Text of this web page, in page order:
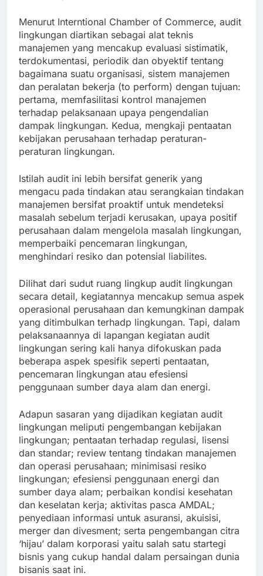
Menurut Interntional Chamber of Commerce, audit
lingkungan diartikan sebagai alat teknis
manajemen yang mencakup evaluasi sistimatik,
terdokumentasi, periodik dan obyektif tentang
bagaimana suatu organisasi, sistem manajemen
dan peralatan bekerja (to perform) dengan tujuan:
pertama, memfasilitasi kontrol manajemen
terhadap pelaksanaan upaya pengendalian
dampak lingkungan. Kedua, mengkaji pentaatan
kebijakan perusahaan terhadap peraturan-
peraturan lingkungan.
Istilah audit ini lebih bersifat generik yang
mengacu pada tindakan atau serangkaian tindakan
manajemen bersifat proaktif untuk mendeteksi
masalah sebelum terjadi kerusakan, upaya positif
perusahaan dalam mengelola masalah lingkungan,
memperbaiki pencemaran lingkungan,
menghindari resiko dan potensial liabilites.
Dilihat dari sudut ruang lingkup audit lingkungan
secara detail, kegiatannya mencakup semua aspek
operasional perusahaan dan kemungkinan dampak
yang ditimbulkan terhadp lingkungan. Tapi, dalam
pelaksanaannya di lapangan kegiatan audit
lingkungan sering kali hanya difokuskan pada
beberapa aspek spesifik seperti pentaatan,
pencemaran lingkungan atau efesiensi
penggunaan sumber daya alam dan energi.
Adapun sasaran yang dijadikan kegiatan audit
lingkungan meliputi pengembangan kebijakan
lingkungan; pentaatan terhadap regulasi, lisensi
dan standar; review tentang tindakan manajemen
dan operasi perusahaan; minimisasi resiko
lingkungan; efesiensi penggunaan energi dan
sumber daya alam; perbaikan kondisi kesehatan
dan keselatan kerja; aktivitas pasca AMDAL;
penyediaan informasi untuk asuransi, akuisisi,
merger dan divesment; serta pengembangan citra
‘hijau’ dalam korporasi yaitu salah satu startegi
bisnis yang cukup handal dalam persaingan dunia
bisanis saat ini.